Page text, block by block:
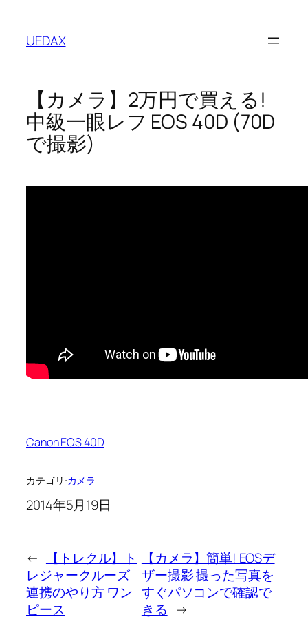
UEDAX
【カメラ】2万円で買える!
中級一眼レフ EOS 40D (70D
で撮影)
Canon EOS 40D
カテゴリ:カメラ
2014年5月19日
←
【トレクル】ト
レジャークルーズ
連携のやり方 ワン
ピース
【カメラ】簡単! EOSデ
ザー撮影 撮った写真を
すぐパソコンで確認で
きる →